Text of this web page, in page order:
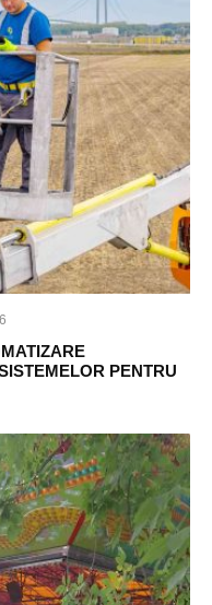
PENTRU